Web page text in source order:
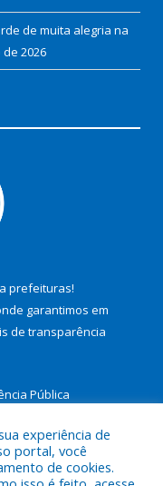
de muita alegria na
2026
prefeituras!
garantimos em
de transparência
Pública
experiência de
portal, você
de cookies.